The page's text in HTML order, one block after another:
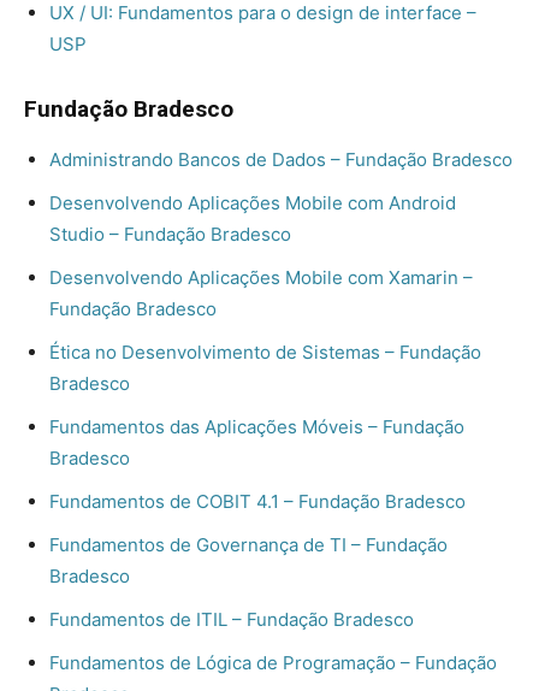
UX / UI: Fundamentos para o design de interface –
USP
Fundação Bradesco
Administrando Bancos de Dados – Fundação Bradesco
Desenvolvendo Aplicações Mobile com Android
Studio – Fundação Bradesco
Desenvolvendo Aplicações Mobile com Xamarin –
Fundação Bradesco
Ética no Desenvolvimento de Sistemas – Fundação
Bradesco
Fundamentos das Aplicações Móveis – Fundação
Bradesco
Fundamentos de COBIT 4.1 – Fundação Bradesco
Fundamentos de Governança de TI – Fundação
Bradesco
Fundamentos de ITIL – Fundação Bradesco
Fundamentos de Lógica de Programação – Fundação